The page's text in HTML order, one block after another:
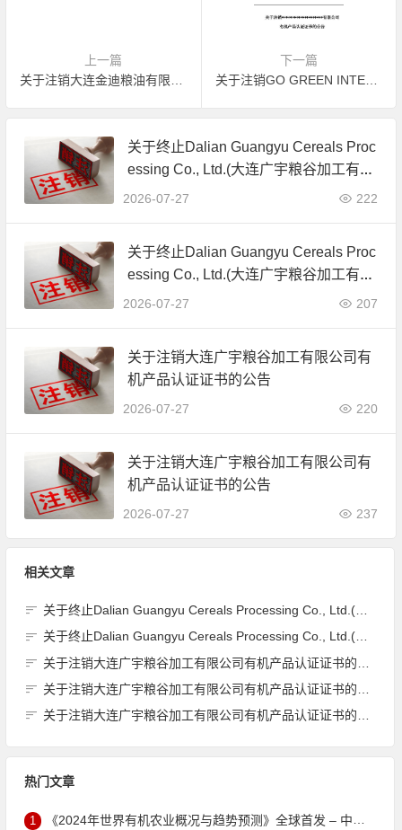
上一篇
下一篇
关于注销GO GREEN INTERNATIONAL TRADING COMPANY LTD.有机产品认证证书的公告
关于终止Dalian Guangyu Cereals Proc
essing Co., Ltd.(大连广宇粮谷加工有限
公司)JAS有机产品认证证书的公告
2026-07-27 222
关于终止Dalian Guangyu Cereals Proc
essing Co., Ltd.(大连广宇粮谷加工有限
公司)JAS有机产品认证证书的公告
2026-07-27 207
关于注销大连广宇粮谷加工有限公司有
机产品认证证书的公告
2026-07-27 220
关于注销大连广宇粮谷加工有限公司有
机产品认证证书的公告
2026-07-27 237
相关文章
关于终止Dalian Guangyu Cereals Processing Co., Ltd.(大连广宇粮谷加工有限公司)JAS有机产品认证证书的公告
关于终止Dalian Guangyu Cereals Processing Co., Ltd.(大连广宇粮谷加工有限公司)JAS有机产品认证证书的公告
关于注销大连广宇粮谷加工有限公司有机产品认证证书的公告
关于注销大连广宇粮谷加工有限公司有机产品认证证书的公告
关于注销大连广宇粮谷加工有限公司有机产品认证证书的公告
热门文章
1 《2024年世界有机农业概况与趋势预测》全球首发 – 中国有机市场规模跻身世界第三